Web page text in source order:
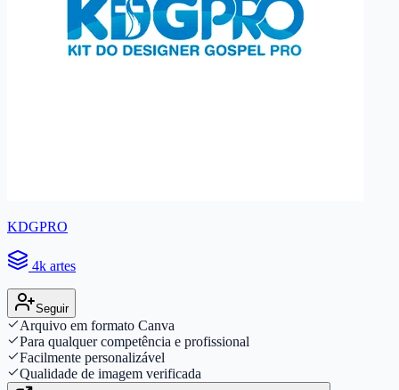
KDGPRO
4k artes
Seguir
Arquivo em formato Canva
Para qualquer competência e profissional
Facilmente personalizável
Qualidade de imagem verificada